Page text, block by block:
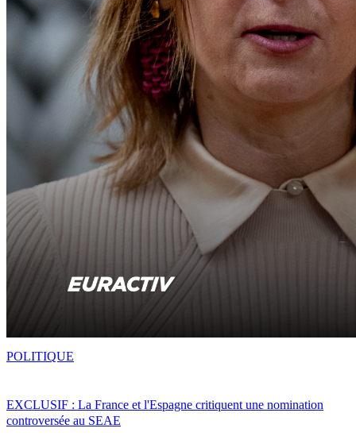
EXCLUSIF : La France et l'Espagne critiquent une nomination
controversée au SEAE
POLITIQUE